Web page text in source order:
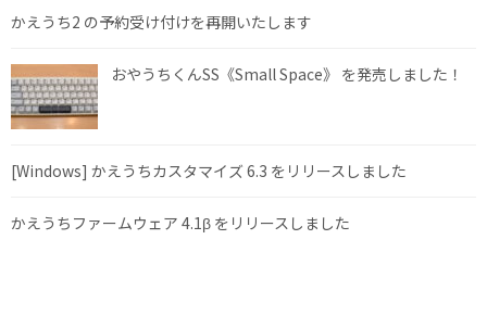
かえうち2 の予約受け付けを再開いたします
おやうちくんSS《Small Space》 を発売しました！
[Windows] かえうちカスタマイズ 6.3 をリリースしました
かえうちファームウェア 4.1β をリリースしました